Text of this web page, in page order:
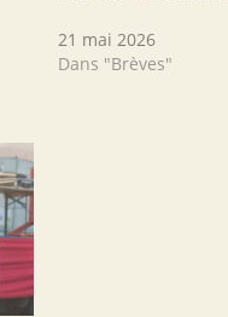
21 mai 2026
Dans "Brèves"